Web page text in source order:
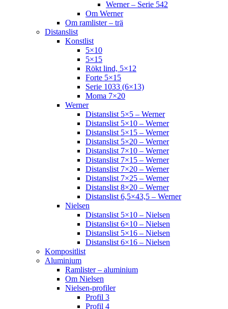
Werner – Serie 542
Om Werner
Om ramlister – trä
Distanslist
Konstlist
5×10
5×15
Rökt lind, 5×12
Forte 5×15
Serie 1033 (6×13)
Moma 7×20
Werner
Distanslist 5×5 – Werner
Distanslist 5×10 – Werner
Distanslist 5×15 – Werner
Distanslist 5×20 – Werner
Distanslist 7×10 – Werner
Distanslist 7×15 – Werner
Distanslist 7×20 – Werner
Distanslist 7×25 – Werner
Distanslist 8×20 – Werner
Distanslist 6,5×43,5 – Werner
Nielsen
Distanslist 5×10 – Nielsen
Distanslist 6×10 – Nielsen
Distanslist 5×16 – Nielsen
Distanslist 6×16 – Nielsen
Kompositlist
Aluminium
Ramlister – aluminium
Om Nielsen
Nielsen-profiler
Profil 3
Profil 4